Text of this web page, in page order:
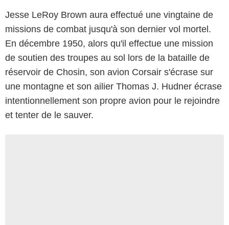
Jesse LeRoy Brown aura effectué une vingtaine de
missions de combat jusqu'à son dernier vol mortel.
En décembre 1950, alors qu'il effectue une mission
de soutien des troupes au sol lors de la bataille de
réservoir de Chosin, son avion Corsair s'écrase sur
une montagne et son ailier Thomas J. Hudner écrase
intentionnellement son propre avion pour le rejoindre
et tenter de le sauver.